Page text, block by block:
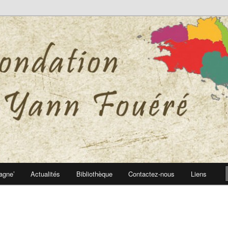
Fouéré
Fouéré
Actualités Bibliothèque Contactez-nous Liens